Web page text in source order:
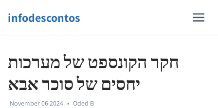
infodescontos
חקר הקונספט של מערכות
יחסים של סוכר אבא
November 06 2024 • Oded B